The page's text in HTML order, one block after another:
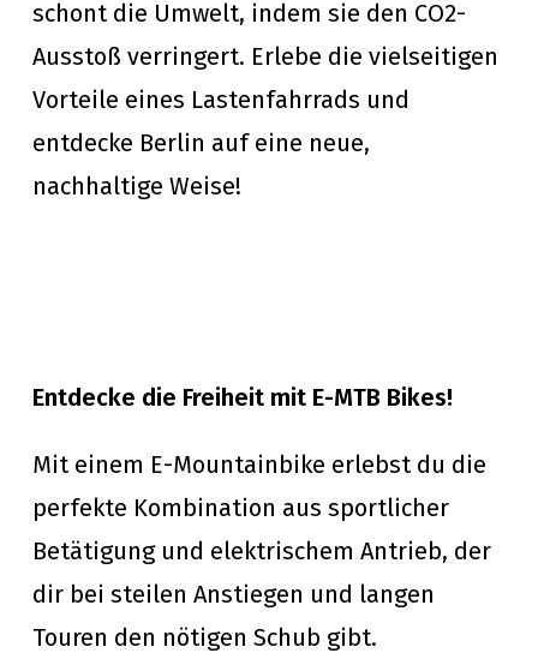
schont die Umwelt, indem sie den CO2-
Ausstoß verringert. Erlebe die vielseitigen
Vorteile eines Lastenfahrrads und
entdecke Berlin auf eine neue,
nachhaltige Weise!
Entdecke die Freiheit mit E-MTB Bikes!
Mit einem E-Mountainbike erlebst du die
perfekte Kombination aus sportlicher
Betätigung und elektrischem Antrieb, der
dir bei steilen Anstiegen und langen
Touren den nötigen Schub gibt.